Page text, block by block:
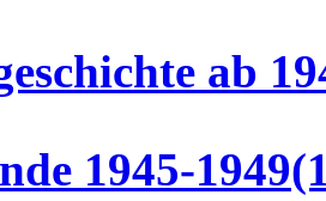
ab
1945-1949